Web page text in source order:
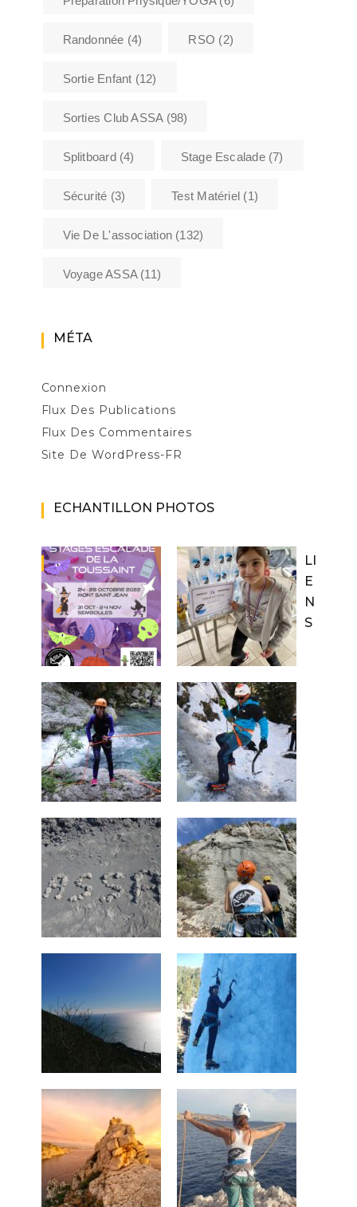
Randonnée (4) RSO (2)
Sortie Enfant (12)
Sorties Club ASSA(98)
Splitboard(4) Stage Escalade(7)
Sécurité (3) Test Matériel (1)
Vie De L'association (132)
Voyage ASSA(11)
MÉTA
Connexion
Flux Des Publications
Flux Des Commentaires
Site De WordPress-FR
ECHANTILLON PHOTOS
LI
E
N
S